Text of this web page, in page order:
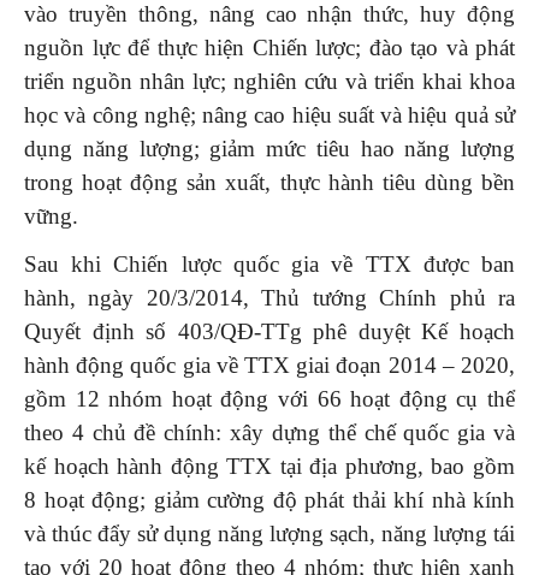
vào truyền thông, nâng cao nhận thức, huy động
nguồn lực để thực hiện Chiến lược; đào tạo và phát
triển nguồn nhân lực; nghiên cứu và triển khai khoa
học và công nghệ; nâng cao hiệu suất và hiệu quả sử
dụng năng lượng; giảm mức tiêu hao năng lượng
trong hoạt động sản xuất, thực hành tiêu dùng bền
vững.
Sau khi Chiến lược quốc gia về TTX được ban
hành, ngày 20/3/2014, Thủ tướng Chính phủ ra
Quyết định số 403/QĐ-TTg phê duyệt Kế hoạch
hành động quốc gia về TTX giai đoạn 2014 – 2020,
gồm 12 nhóm hoạt động với 66 hoạt động cụ thể
theo 4 chủ đề chính: xây dựng thể chế quốc gia và
kế hoạch hành động TTX tại địa phương, bao gồm
8 hoạt động; giảm cường độ phát thải khí nhà kính
và thúc đẩy sử dụng năng lượng sạch, năng lượng tái
tạo với 20 hoạt động theo 4 nhóm; thực hiện xanh